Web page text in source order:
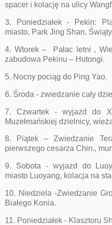
spacer i kolację na ulicy
3. Poniedziałek - Pekin:
miasto, Park Jing Shan,
4. Wtorek – Pałac letni ,
zabudowa Pekinu – Hutongi.
5. Nocny pociąg do Ping Yao.
6. Środa - zwiedzanie cały
7. Czwartek - wyjazd do
Muzełmańskiej dzielnicy,
8. Piątek – Zwiedzanie
pierwszego cesarza Chin.,
9. Sobota - wyjazd do
miasto Luoyang, kolacja na
10. Niedziela -Zwiedzanie
Białego Konia.
11. Poniedziałek - Klasztoru